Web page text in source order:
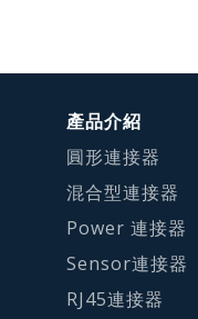
產品介紹
圓形連接器
混合型連接器
Power 連接器
Sensor連接器
RJ45連接器